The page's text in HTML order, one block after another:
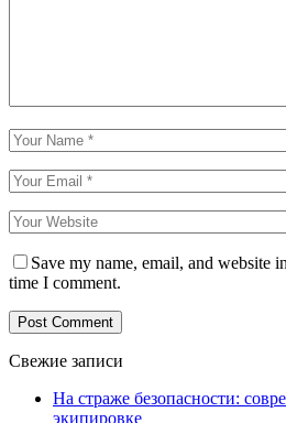
Save my name, email, and website
time I comment.
Свежие записи
На страже безопасности:
экипировке